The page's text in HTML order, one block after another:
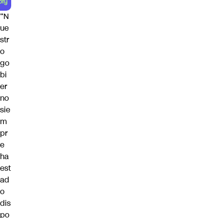
“N
ue
str
o
go
bi
er
no
sie
m
pr
e
ha
est
ad
o
dis
po